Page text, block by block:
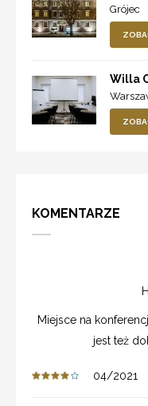
Grójec
Willa
KOMENTARZE
Miejsce na
jest też
04/2021